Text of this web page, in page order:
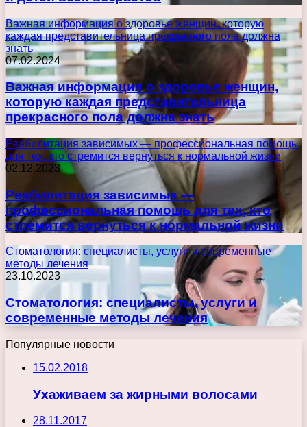
Важная информация о здоровье женщин, которую
каждая представительница прекрасного пола должна
знать
07.02.2024
Важная информация о здоровье женщин,
которую каждая представительница
прекрасного пола должна знать
Реабилитация зависимых — профессиональная помощь
для тех, кто стремится вернуться к нормальной жизни
02.12.2023
Реабилитация зависимых —
профессиональная помощь для тех, кто
стремится вернуться к нормальной жизни
Стоматология: специалисты, услуги и современные
методы лечения
23.10.2023
Стоматология: специалисты, услуги и
современные методы лечения
Популярные новости
15.02.2018
Ухаживаем за жирными волосами
28.11.2017